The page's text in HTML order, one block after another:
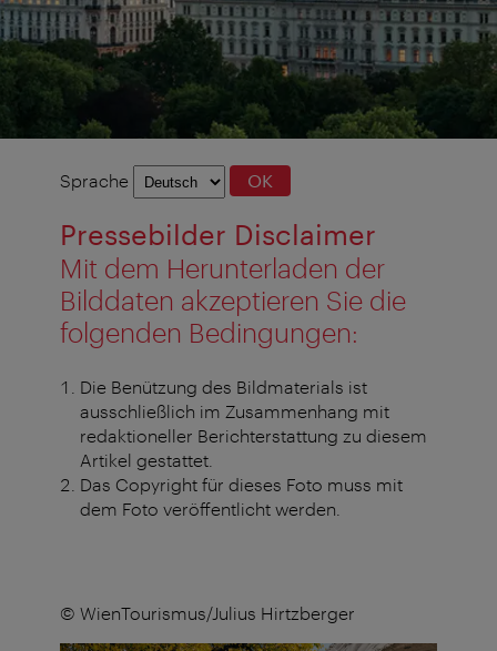
Sprachauswahl
Sprache OK
Pressebilder Disclaimer
Mit dem Herunterladen der
Bilddaten akzeptieren Sie die
folgenden Bedingungen:
Die Benützung des Bildmaterials ist
ausschließlich im Zusammenhang mit
redaktioneller Berichterstattung zu diesem
Artikel gestattet.
Das Copyright für dieses Foto muss mit
dem Foto veröffentlicht werden.
© WienTourismus/Julius Hirtzberger